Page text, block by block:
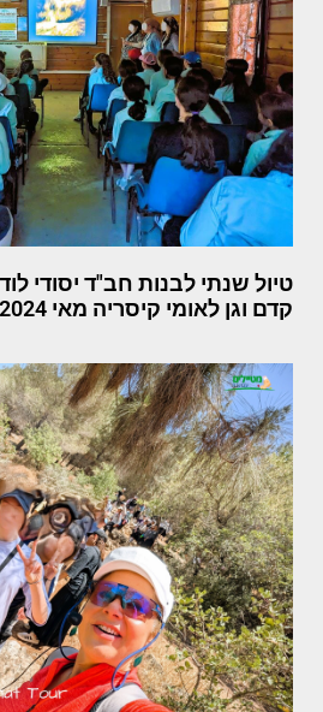
טיול שנתי לבנות חב"ד יסודי
קדם וגן לאומי קיסריה מאי 2024